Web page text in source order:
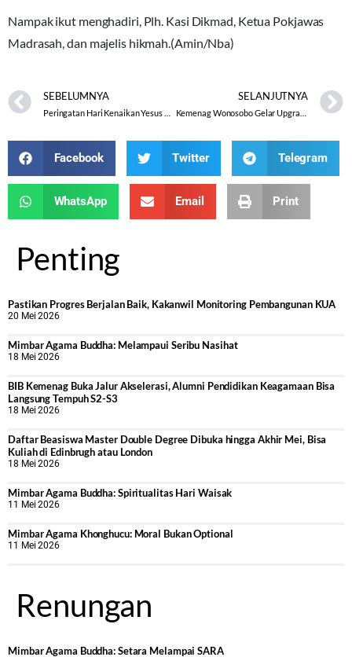
Nampak ikut menghadiri, Plh. Kasi Dikmad, Ketua Pokjawas
Madrasah, dan majelis hikmah.(Amin/Nba)
SEBELUMNYA SELANJUTNYA
Facebook Twitter Telegram
WhatsApp Email Print
Penting
Pastikan Progres Berjalan Baik, Kakanwil Monitoring Pembangunan KUA
20 Mei 2026
Mimbar Agama Buddha: Melampaui Seribu Nasihat
18 Mei 2026
BIB Kemenag Buka Jalur Akselerasi, Alumni Pendidikan Keagamaan Bisa
Langsung Tempuh S2-S3
18 Mei 2026
Daftar Beasiswa Master Double Degree Dibuka hingga Akhir Mei, Bisa
Kuliah di Edinbrugh atau London
18 Mei 2026
Mimbar Agama Buddha: Spiritualitas Hari Waisak
11 Mei 2026
Mimbar Agama Khonghucu: Moral Bukan Optional
11 Mei 2026
Renungan
Mimbar Agama Buddha: Setara Melampai SARA